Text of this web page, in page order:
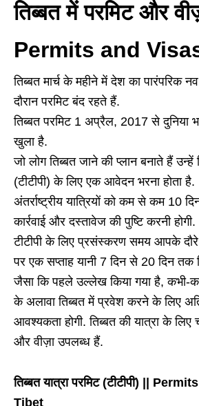
तिब्बत में परमिट और
Permits and
तिब्बत मार्च के महीने में देश का पारंपरिक
दौरान परमिट बंद रहते हैं.
तिब्बत परमिट 1 अप्रैल, 2017 से दुनिया
खुला है.
जो लोग तिब्बत जाने की प्लान बनाते हैं उन्हें
(टीटीपी) के लिए एक आवेदन भरना होता है.
अंतर्राष्ट्रीय यात्रियों को कम से कम 10
कार्रवाई और दस्तावेज की पुष्टि करनी होगी.
टीटीपी के लिए प्रसंस्करण समय आपके
पर एक सप्ताह यानी 7 दिन से 20 दिन तक
जैसा कि पहले उल्लेख किया गया है, कभी-
के अलावा तिब्बत में प्रवेश करने के लिए
आवश्यकता होगी. तिब्बत की यात्रा के लिए
और वीज़ा उपलब्ध हैं.
तिब्बत यात्रा परमिट (टीटीपी) ||
Tibet